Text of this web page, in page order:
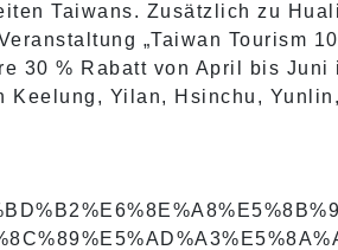
Taiwans. Zusätzlich zu
„Taiwan Tourism
30 % Rabatt von April bis Juni
Keelung, Yilan, Hsinchu,